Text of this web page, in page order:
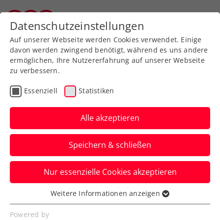
Zurück zur Newsübersicht
Turniere
Like a Pro! Blitzturnier
powered by Drei
Am 25. Oktober darf sich die
Tennisjugend am Rande der Erste Bank
Open 2024 selbst wie Profis fühlen.
Verfasst von: Presseaussendung / Redaktion, 05.10.2024
Datenschutzeinstellungen
Auf unserer Webseite werden Cookies verwendet. Einige
davon werden zwingend benötigt, während es uns andere
ermöglichen, Ihre Nutzererfahrung auf unserer Webseite
zu verbessern.
Essenziell Statistiken
Alle akzeptieren
Speichern & schließen
Nur essenzielle Cookies akzeptieren
Essenziell
Essenzielle Cookies werden für grundlegende
Weitere Informationen anzeigen
Powered by